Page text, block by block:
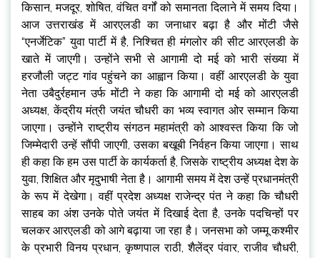
किसान, मजदूर, शोषित, वंचित वर्गों को समानता दिलाने में समय दिया।
आज उत्तराखंड में आरएलडी का जनाधार बढ़ा है और मोंटी जैसे
“एनर्जेटिक” युवा पार्टी में है, निश्चित ही मंगलोर की सीट आरएलडी के
खाते में जाएगी। उन्होंने सभी से आगामी दो मई को भारी संख्या में
हरजौली जट्ट गांव पहुंचने का आह्वान किया। वहीं आरएलडी के युवा
नेता उबैदुर्रहमान उर्फ मोंटी ने कहा कि आगामी दो मई को आरएलडी
अध्यक्ष, केंद्रीय मंत्री जयंत चौधरी का भव्य स्वागत ओर सम्मान किया
जाएगा। उन्होंने राष्ट्रीय संगठन महामंत्री को आश्वस्त किया कि जो
जिम्मेदारी उन्हें सौंपी जाएगी, उसका बखूबी निर्वहन किया जाएगा। साथ
ही कहा कि हम उस पार्टी के कार्यकर्ता है, जिसके राष्ट्रीय अध्यक्ष देश के
युवा, शिक्षित और मृदुभाषी नेता है। आगामी समय में देश उन्हें प्रधानमंत्री
के रूप में देखेगा। वहीं प्रदेश अध्यक्ष राजेन्द्र पंत ने कहा कि चौधरी
साहब का अंश उनके पोते जयंत में दिखाई देता है, उनके पदचिन्हों पर
चलकर आरएलडी को आगे बढ़ाया जा रहा है। जनसभा को जम्मू कश्मीर
के प्रभारी विनय प्रधान, कृष्णपाल राठी, शैलेंद्र पंवार, राजीव चौधरी,